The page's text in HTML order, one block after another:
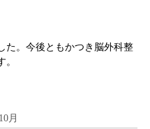
た。今後ともかつき脳外科整
月